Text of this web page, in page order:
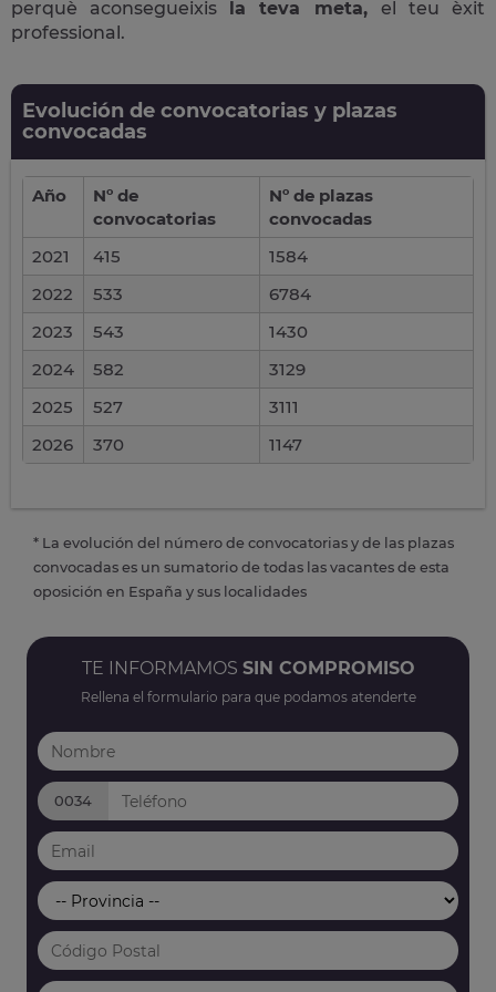
perquè aconsegueixis la teva meta, el teu èxit
professional.
Evolución de convocatorias y plazas
convocadas
Año
Nº de
convocatorias
Nº de plazas
convocadas
2021
415
1584
2022
533
6784
2023
543
1430
2024
582
3129
2025
527
3111
2026
370 1147
* La evolución del número de convocatorias y de las plazas
convocadas es un sumatorio de todas las vacantes de esta
oposición en España y sus localidades
TE INFORMAMOS SIN COMPROMISO
Rellena el formulario para que podamos atenderte
0034